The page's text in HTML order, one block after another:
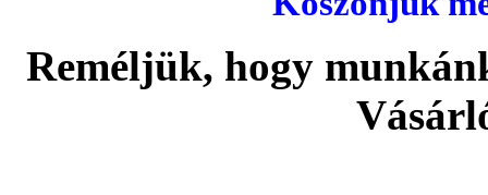
Reméljük, hogy